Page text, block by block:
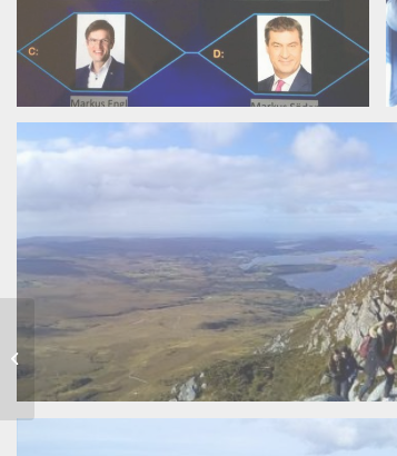
Zu Besuch bei der Vector
Informatik GmbH in
Regensburg